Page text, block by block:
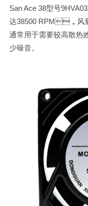
San Ace 38型号
达38500 RPM，风量
通常用于需要较高散热效
少噪音‌。